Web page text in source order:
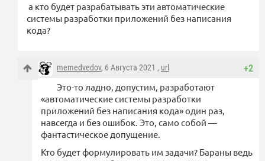
а кто будет разрабатывать эти автоматические
системы разработки приложений без написания
кода?
+2
memedvedov, 6 Августа 2021 , url
Это-то ладно, допустим, разработают
«автоматические системы разработки
приложений без написания кода» один раз,
навсегда и без ошибок. Это, само собой —
фантастическое допущение.
Кто будет формулировать им задачи? Бараны ведь